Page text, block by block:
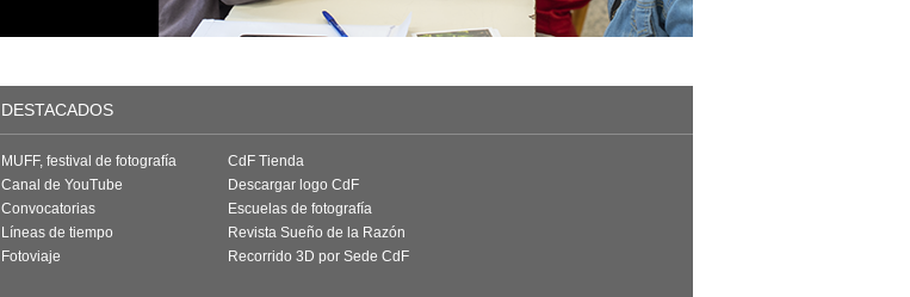
DESTACADOS
MUFF, festival de fotografía
Canal de YouTube
Convocatorias
Líneas de tiempo
Fotoviaje
CdF Tienda
Descargar logo CdF
Escuelas de fotografía
Revista Sueño de la Razón
Recorrido 3D por Sede CdF